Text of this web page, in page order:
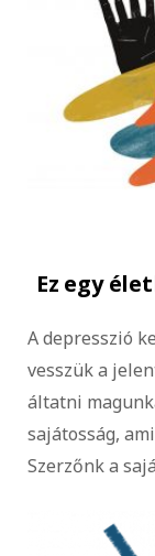
Ez egy
A depresszió
vesszük a
áltatni
sajátosság,
Szerzőnk a